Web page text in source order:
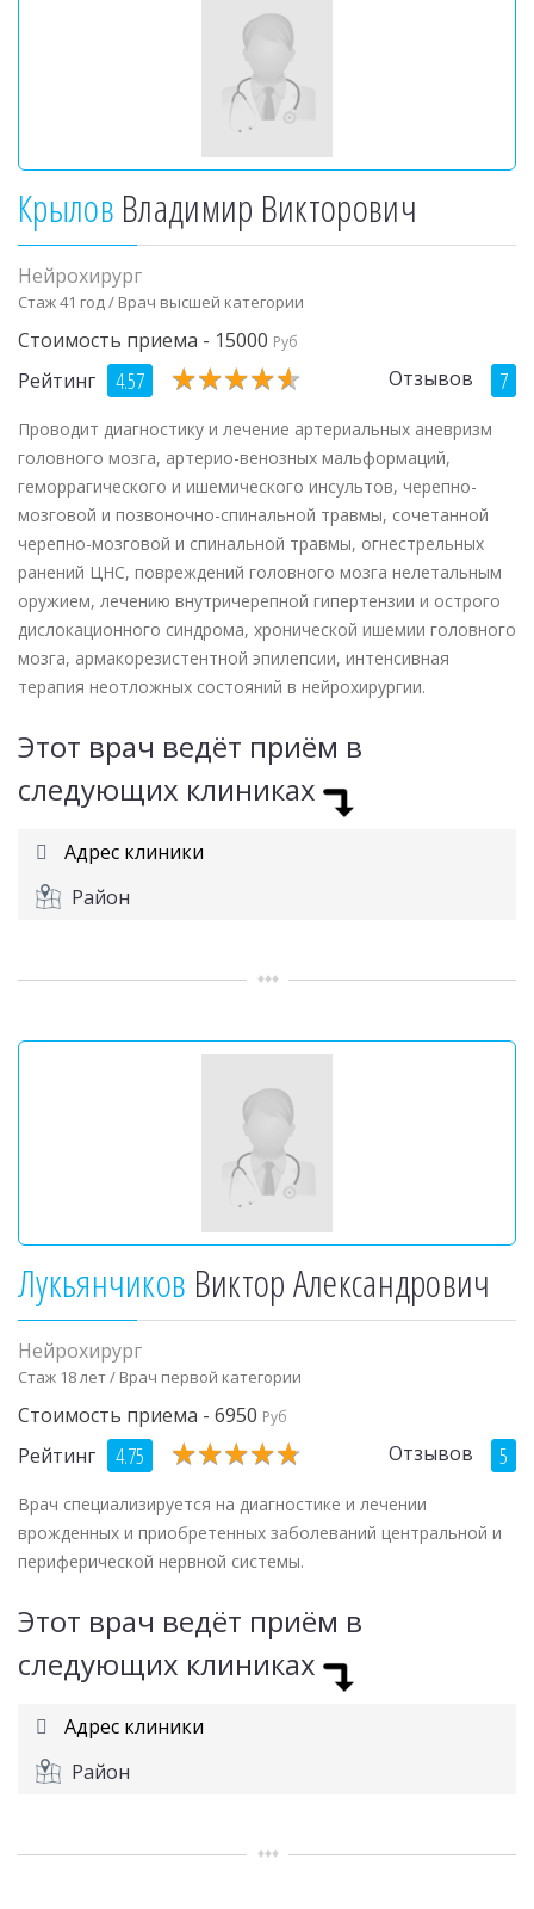
Крылов Владимир Викторович
Нейрохирург
Стаж 41 год / Врач высшей категории
Стоимость приема - 15000 Руб
Рейтинг 4.57 ★★★★★
★★★★★ Отзывов 7
Проводит диагностику и лечение артериальных аневризм
головного мозга, артерио-венозных мальформаций,
геморрагического и ишемического инсультов, черепно-
мозговой и позвоночно-спинальной травмы, сочетанной
черепно-мозговой и спинальной травмы, огнестрельных
ранений ЦНС, повреждений головного мозга нелетальным
оружием, лечению внутричерепной гипертензии и острого
дислокационного синдрома, хронической ишемии головного
мозга, армакорезистентной эпилепсии, интенсивная
терапия неотложных состояний в нейрохирургии.
Этот врач ведёт приём в
следующих клиниках
Адрес клиники
Район
Лукьянчиков Виктор Александрович
Нейрохирург
Стаж 18 лет / Врач первой категории
Стоимость приема - 6950 Руб
Рейтинг 4.75 ★★★★★
★★★★★ Отзывов 5
Врач специализируется на диагностике и лечении
врожденных и приобретенных заболеваний центральной и
периферической нервной системы.
Этот врач ведёт приём в
следующих клиниках
Адрес клиники
Район